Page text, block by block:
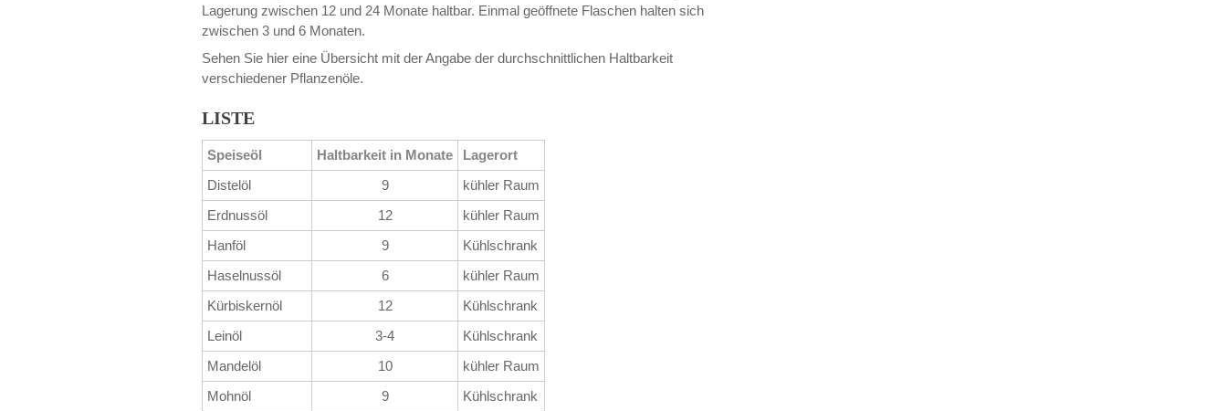
Lagerung zwischen 12 und 24 Monate haltbar. Einmal geöffnete Flaschen halten sich
zwischen 3 und 6 Monaten.
Sehen Sie hier eine Übersicht mit der Angabe der durchschnittlichen Haltbarkeit
verschiedener Pflanzenöle.
LISTE
Speiseöl Haltbarkeit in Monate
Lagerort
Distelöl
9
kühler Raum
Erdnussöl
12
kühler Raum
Hanföl
9
Kühlschrank
Haselnussöl
6
kühler Raum
Kürbiskernöl
12
Kühlschrank
Leinöl
3-4
Kühlschrank
Mandelöl
10
kühler Raum
Mohnöl
9
Kühlschrank